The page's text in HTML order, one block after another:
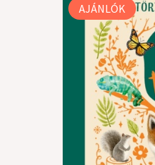
AJÁNLÓK